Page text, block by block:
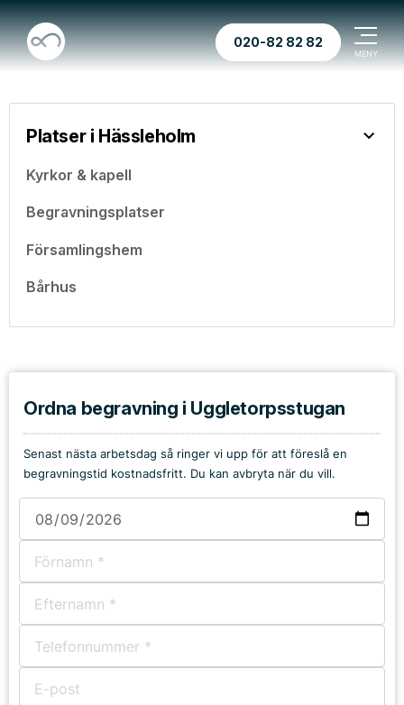
020-82 82 82
Platser i Hässleholm
Kyrkor & kapell
Begravningsplatser
Församlingshem
Bårhus
Ordna begravning i Uggletorpsstugan
Senast nästa arbetsdag så ringer vi upp för att föreslå en
begravningstid kostnadsfritt. Du kan avbryta när du vill.